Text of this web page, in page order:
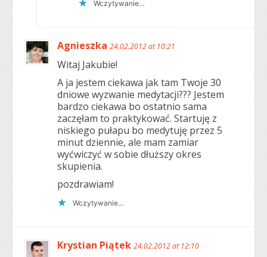
Wczytywanie…
Agnieszka 24.02.2012 at 10:21
Witaj Jakubie!
A ja jestem ciekawa jak tam Twoje 30
dniowe wyzwanie medytacji??? Jestem
bardzo ciekawa bo ostatnio sama
zaczęłam to praktykować. Startuję z
niskiego pułapu bo medytuję przez 5
minut dziennie, ale mam zamiar
wyćwiczyć w sobie dłuższy okres
skupienia.
pozdrawiam!
Wczytywanie…
Krystian Piątek 24.02.2012 at 12:10